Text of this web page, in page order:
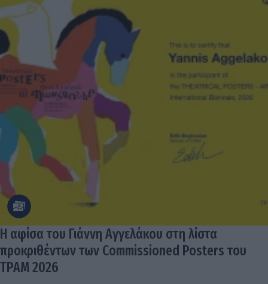
Η αφίσα του Γιάννη Αγγελάκου στη λίστα
προκριθέντων των Commissioned Posters του
TPAM 2026